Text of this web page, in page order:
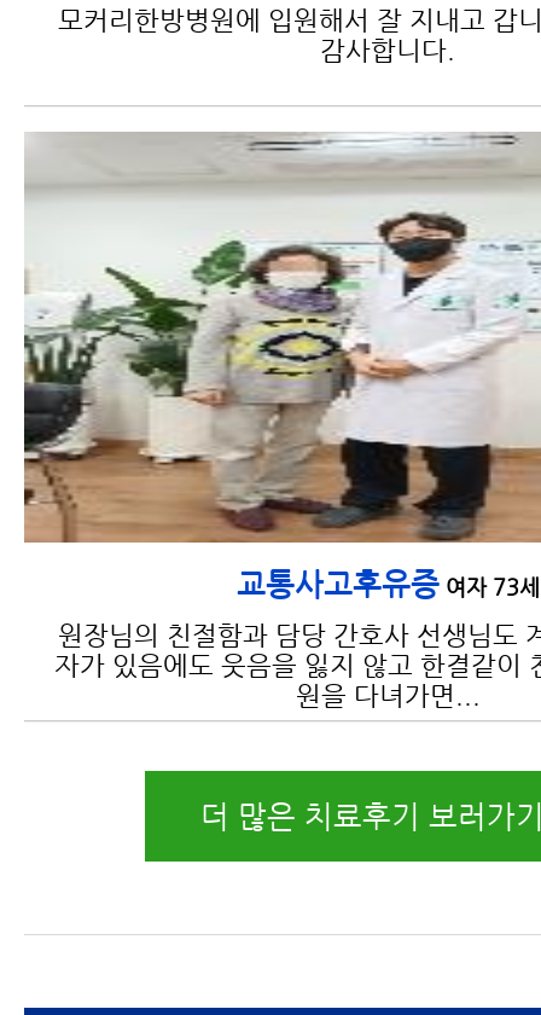
모커리한방병원에 입원해서 잘 지내고 갑
감사합니다.
교통사고후유증여자 73세
원장님의 친절함과 담당 간호사 선생님도
자가 있음에도 웃음을 잃지 않고 한결같이
원을 다녀가면...
더 많은 치료후기 보러가